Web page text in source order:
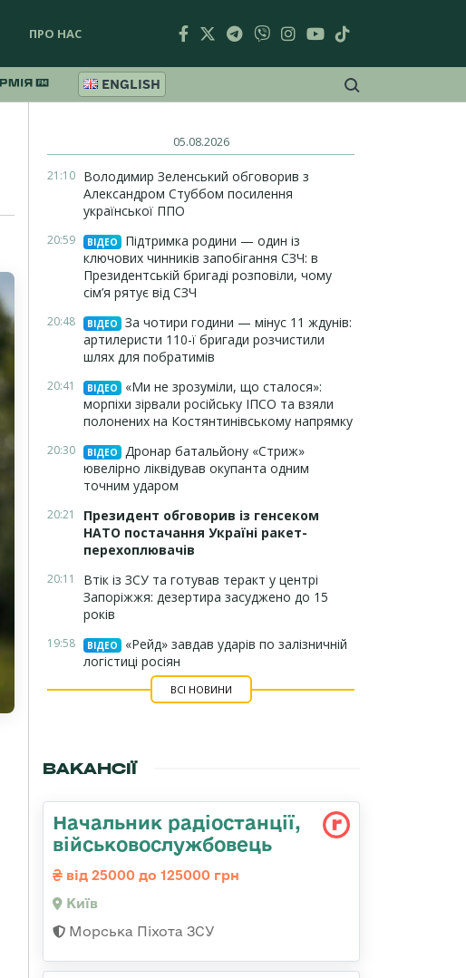
ПРО НАС
ENGLISH
05.08.2026
21:10 Володимир Зеленський обговорив з
Александром Стуббом посилення
української ППО
20:59 ВІДЕО
Підтримка родини — один із
ключових чинників запобігання СЗЧ: в
Президентській бригаді розповіли, чому
сім’я рятує від СЗЧ
20:48 ВІДЕО
За чотири години — мінус 11 ждунів:
артилеристи 110-ї бригади розчистили
шлях для побратимів
20:41 ВІДЕО
«Ми не зрозуміли, що сталося»:
морпіхи зірвали російську ІПСО та взяли
полонених на Костянтинівському напрямку
20:30 ВІДЕО
Дронар батальйону «Стриж»
ювелірно ліквідував окупанта одним
точним ударом
20:21
Президент обговорив із генсеком
НАТО постачання Україні ракет-
перехоплювачів
20:11
Втік із ЗСУ та готував теракт у центрі
Запоріжжя: дезертира засуджено до 15
років
19:58 ВІДЕО
«Рейд» завдав ударів по залізничній
логістиці росіян
ВСІ НОВИНИ
ВАКАНСІЇ
Начальник радіостанції,
військовослужбовець
від 25000 до 125000 грн
Київ
Морська Піхота ЗСУ